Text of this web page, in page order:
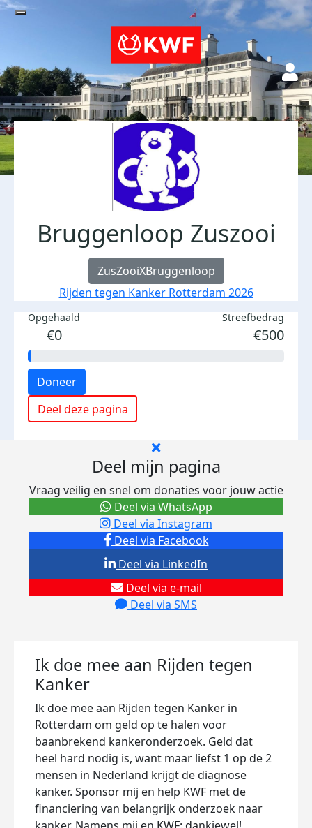
Bruggenloop Zuszooi
ZusZooiXBruggenloop
Rijden tegen Kanker Rotterdam 2026
Opgehaald
€0
Streefbedrag
€500
Doneer
Deel deze pagina
Deel mijn pagina
Vraag veilig en snel om donaties voor jouw actie
Deel via Facebook
Deel via Instagram
Deel via e-mail
Deel via SMS
Deel via LinkedIn
Deel via WhatsApp
Ik doe mee aan Rijden tegen
Kanker
Ik doe mee aan Rijden tegen Kanker in
Rotterdam om geld op te halen voor
baanbrekend kankeronderzoek. Geld dat
heel hard nodig is, want maar liefst 1 op de 2
mensen in Nederland krijgt de diagnose
kanker. Sponsor mij en help KWF met de
financiering van belangrijk onderzoek naar